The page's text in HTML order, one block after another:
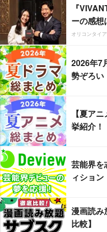
『
ーの感想
オリコンタイ
2026年7
勢ぞろい
【夏ア
挙紹介！
芸能界
ィショ
漫画読み
比較】